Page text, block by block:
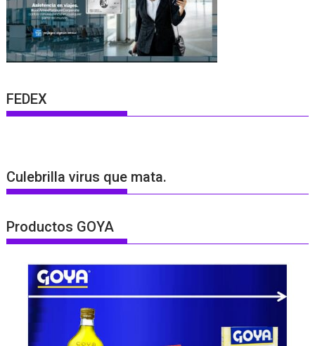
FEDEX
Culebrilla virus que mata.
Productos GOYA